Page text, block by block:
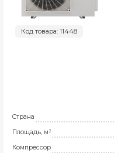
Код товара: 11448
Страна
Площадь, м²
Компрессор